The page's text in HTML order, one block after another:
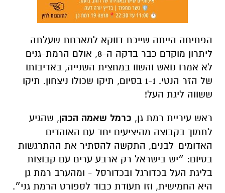
הפתיחה הייתה שייכת דווקא למארחת שעלתה
ליתרון מוקדם כבר בדקה ה-8, אולם הרמת-גנים
לא אמרו נואש והשוו במחצית השנייה, באדיבותו
של הזר הנטי. 1-1 בסיום, תיקו שכולו ניצחון. תיקו
ששווה ליגת העל!
ראש עיריית רמת גן, כרמל שאמה הכהן, שהגיע
לתמוך בקבוצה מהיציעים יחד עם האוהדים
האדומים-לבנים, התקשה להסתיר את ההתרגשות
בסיום: ״יש בישראל רק ארבע ערים עם קבוצות
בליגת העל בכדורגל ובכדורסל - ומהערב רמת גן
היא החמישית, וזו תעודת כבוד לספורט הרמת גני״.